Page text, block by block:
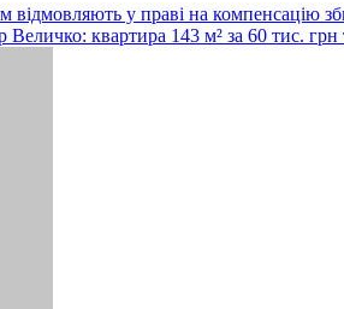
у праві на компенсацію
квартира 143 м² за 60 тис. грн